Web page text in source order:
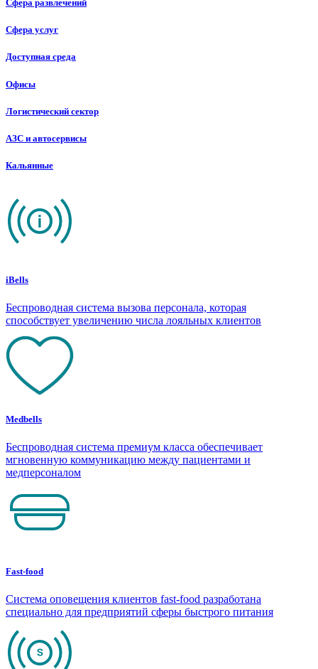
Сфера развлечений
Сфера услуг
Доступная среда
Офисы
Логистический сектор
АЗС и автосервисы
Кальянные
iBells
Беспроводная система вызова персонала, которая
способствует увеличению числа лояльных клиентов
Medbells
Беспроводная система премиум класса обеспечивает
мгновенную коммуникацию между пациентами и
медперсоналом
Fast-food
Система оповещения клиентов fast-food разработана
специально для предприятий сферы быстрого питания